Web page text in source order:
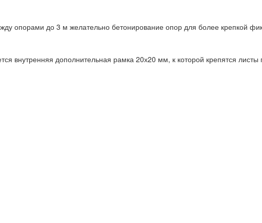
опорами до 3 м желательно бетонирование опор для более крепкой
внутренняя дополнительная рамка 20х20 мм, к которой крепятся